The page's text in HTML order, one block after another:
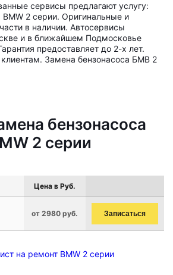
сервисы предлагают услугу:
2 серии. Оригинальные и
в наличии. Автосервисы
и в ближайшем Подмосковье
предоставляет до 2-х лет.
Замена бензонасоса БМВ 2
бензонасоса
2 серии
Цена в Руб.
от 2980 руб. Записаться
на ремонт BMW 2 серии